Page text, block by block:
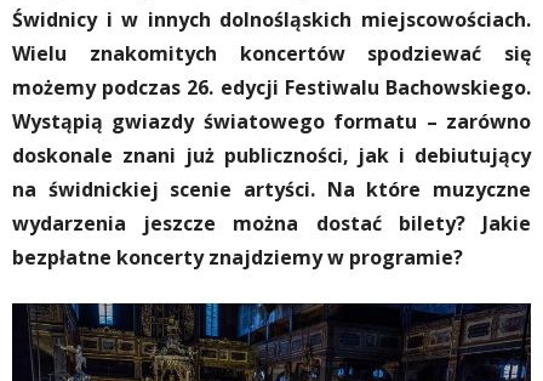
Świdnicy i w innych dolnośląskich miejscowościach.
Wielu znakomitych koncertów spodziewać się
możemy podczas 26. edycji Festiwalu Bachowskiego.
Wystąpią gwiazdy światowego formatu – zarówno
doskonale znani już publiczności, jak i debiutujący
na świdnickiej scenie artyści. Na które muzyczne
wydarzenia jeszcze można dostać bilety? Jakie
bezpłatne koncerty znajdziemy w programie?